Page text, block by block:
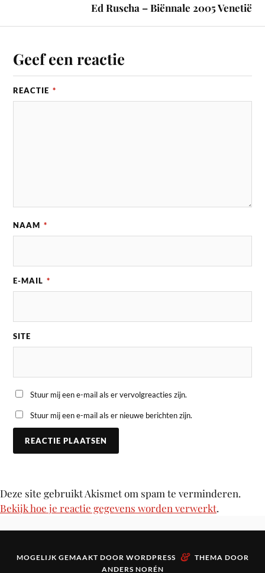
Ed Ruscha – Biënnale 2005 Venetië
Geef een reactie
REACTIE *
NAAM *
E-MAIL *
SITE
Stuur mij een e-mail als er vervolgreacties zijn.
Stuur mij een e-mail als er nieuwe berichten zijn.
Deze site gebruikt Akismet om spam te verminderen.
Bekijk hoe je reactie gegevens worden verwerkt.
MOGELIJK GEMAAKT DOOR WORDPRESS & THEMA DOOR
ANDERS NORÉN